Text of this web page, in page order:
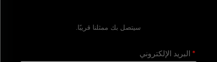
سيتصل بك ممثلنا قريبًا.
البريد الإلكتروني